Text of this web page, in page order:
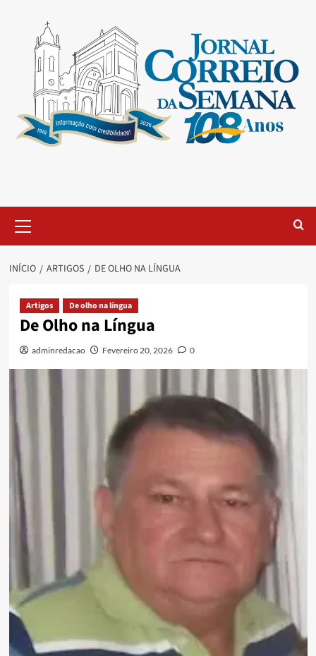
INÍCIO ARTIGOS DE OLHO NA LÍNGUA
Artigos De olho na língua
De Olho na Língua
adminredacao Fevereiro 20, 2026 0